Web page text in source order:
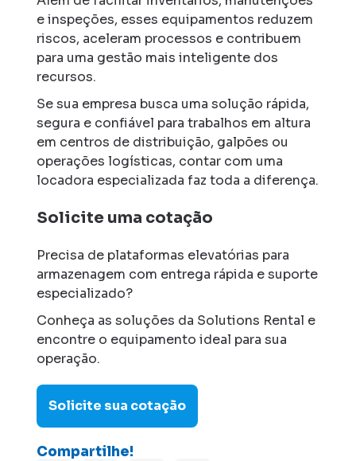
e inspeções, esses equipamentos reduzem
riscos, aceleram processos e contribuem
para uma gestão mais inteligente dos
recursos.
Se sua empresa busca uma solução rápida,
segura e confiável para trabalhos em altura
em centros de distribuição, galpões ou
operações logísticas, contar com uma
locadora especializada faz toda a diferença.
Solicite uma cotação
Precisa de plataformas elevatórias para
armazenagem com entrega rápida e suporte
especializado?
Conheça as soluções da Solutions Rental e
encontre o equipamento ideal para sua
operação.
Solicite sua cotação
Compartilhe!